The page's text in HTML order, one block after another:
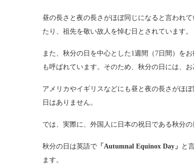
昼の長さと夜の長さがほぼ同じになると言われ
たり、祖先を敬い故人を悼む日とされています。
また、秋分の日を中心とした1週間（7日間）を
も呼ばれています。そのため、秋分の日には、
アメリカやイギリスなどにも昼と夜の長さがほ
日はありません。
では、実際に、外国人に日本の祝日である秋分
秋分の日は英語で 「Autumnal Equinox Day」 と
ます。